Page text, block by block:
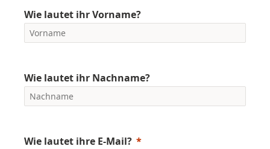
Wie lautet ihr Vorname?
Wie lautet ihr Nachname?
Wie lautet ihre E-Mail?